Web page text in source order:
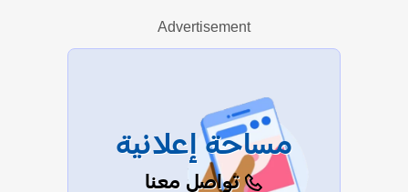
عرض الكل
Advertisement
مساحة إعلانية
تواصل معنا